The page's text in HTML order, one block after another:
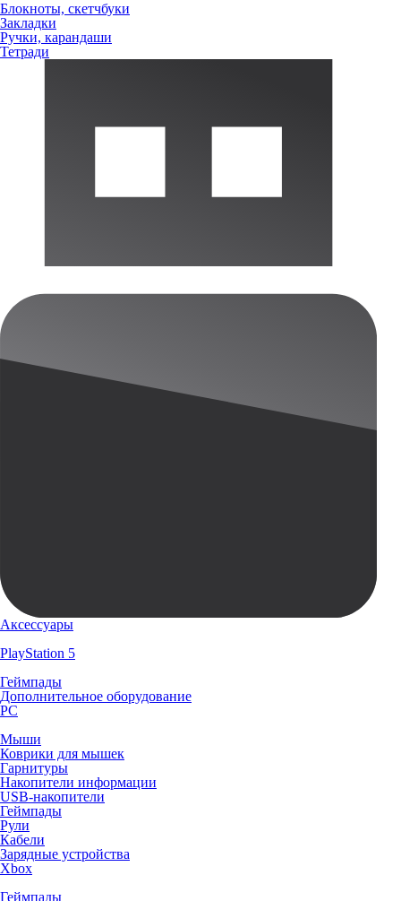
Блокноты, скетчбуки
Закладки
Ручки, карандаши
Тетради
Аксессуары
PlayStation 5
Геймпады
Дополнительное оборудование
PC
Мыши
Коврики для мышек
Гарнитуры
Накопители информации
USB-накопители
Геймпады
Рули
Кабели
Зарядные устройства
Xbox
Геймпады